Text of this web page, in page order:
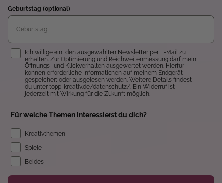
Geburtstag (optional)
Einwilligung
Ich willige ein, den ausgewählten Newsletter per E-Mail zu
erhalten. Zur Optimierung und Reichweitenmessung darf mein
Öffnungs- und Klickverhalten ausgewertet werden. Hierfür
können erforderliche Informationen auf meinem Endgerät
gespeichert oder ausgelesen werden. Weitere Details findest
du unter topp-kreativ.de/datenschutz/. Ein Widerruf ist
jederzeit mit Wirkung für die Zukunft möglich.
Für welche Themen interessierst du dich?
Kreativthemen
Spiele
Beides